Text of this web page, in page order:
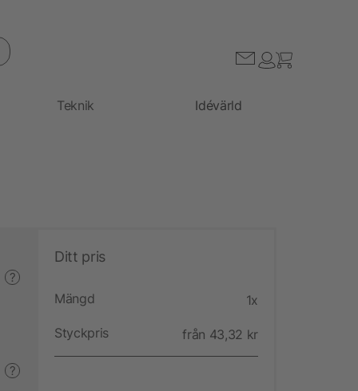
Teknik Idévärld
?
?
Ditt pris
Mängd 1x
Styckpris från 43,32 kr